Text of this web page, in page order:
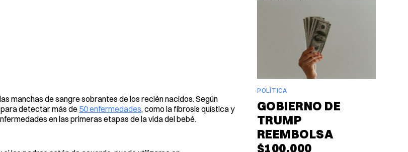
manchas de sangre sobrantes de los recién nacidos. Según
para detectar más de 50 enfermedades, como la fibrosis quística y
en las primeras etapas de la vida del bebé.
POLÍTICA
GOBIERNO DE
TRUMP
REEMBOLSA
$100,000